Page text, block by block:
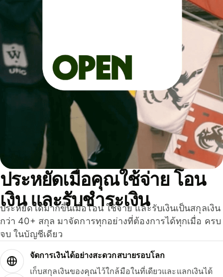
ประหยัดเมื่อคุณใช้จ่าย โอน
เงิน และรับชำระเงิน
ประหยัดได้มากขึ้นเมื่อโอน ใช้จ่าย และรับเงินเป็นสกุลเงิน
กว่า 40+ สกุล มาจัดการทุกอย่างที่ต้องการได้ทุกเมื่อ ครบ
จบ ในบัญชีเดียว
จัดการเงินได้อย่างสะดวกสบายรอบโลก
เก็บสกุลเงินของคุณไว้ใกล้มือในที่เดียวและแลกเงินได้